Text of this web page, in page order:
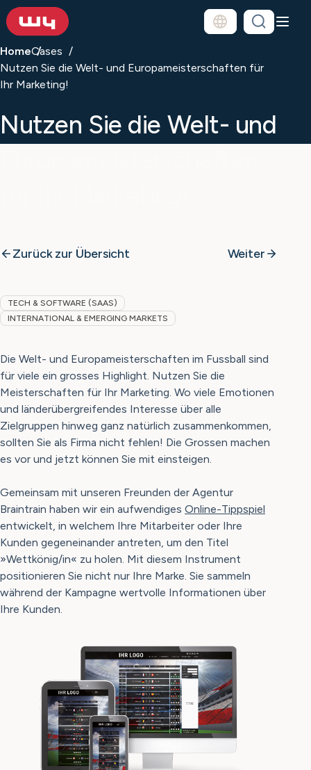
HomeCases
Nutzen Sie die Welt- und Europameisterschaften für
Ihr Marketing!
Nutzen Sie die Welt- und
Zurück zur Übersicht Weiter
TECH & SOFTWARE (SAAS)
INTERNATIONAL & EMERGING MARKETS
Die Welt- und Europameisterschaften im Fussball sind
für viele ein grosses Highlight. Nutzen Sie die
Meisterschaften für Ihr Marketing. Wo viele Emotionen
und länderübergreifendes Interesse über alle
Zielgruppen hinweg ganz natürlich zusammenkommen,
sollten Sie als Firma nicht fehlen! Die Grossen machen
es vor und jetzt können Sie mit einsteigen.
Gemeinsam mit unseren Freunden der Agentur
Braintrain haben wir ein aufwendiges Online-Tippspiel
entwickelt, in welchem Ihre Mitarbeiter oder Ihre
Kunden gegeneinander antreten, um den Titel
»Wettkönig/in« zu holen. Mit diesem Instrument
positionieren Sie nicht nur Ihre Marke. Sie sammeln
während der Kampagne wertvolle Informationen über
Ihre Kunden.